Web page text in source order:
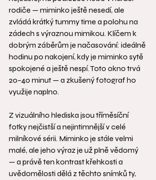
rodiče — miminko ještě nesedí, ale
zvládá krátký tummy time a polohu na
zádech s výraznou mimikou. Klíčem k
dobrým záběrům je načasování: ideálně
hodinu po nakojení, kdy je miminko sytě
spokojené a ještě nespí. Toto okno trvá
20–40 minut — a zkušený fotograf ho
využije naplno.
Z vizuálního hlediska jsou tříměsíční
fotky nejčistší a nejintimnější v celé
milníkové sérii. Miminko je stále velmi
malé, ale jeho výraz je už plně vědomý
— a právě ten kontrast křehkosti a
uvědomělosti dělá z těchto snímků ty,